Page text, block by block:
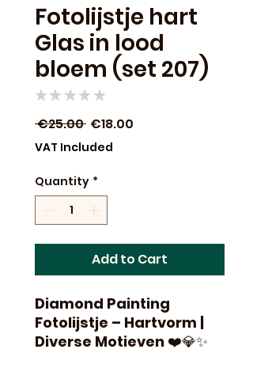
Fotolijstje hart
Glas in lood
bloem (set 207)
★ ★ ★ ★ ★
€25.00 Regular
Price
€18.00
VAT Included
Quantity *
Add to Cart
Diamond Painting
Fotolijstje – Hartvorm |
Diverse Motieven ❤️💎✨